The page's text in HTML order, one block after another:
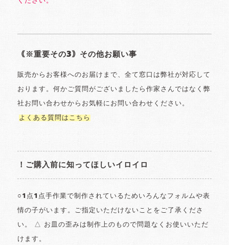
｟※重要その3｠その他お願い事
販売からお客様へのお届けまで、全て窓口は弊社が対応して
おります。何かご質問がございましたら作家さんではなく弊
社お問い合わせからお気軽にお問い合わせください。
よくある質問はこちら
！ご購入前に知ってほしいイロイロ
○1点1点手作業で制作されているためいろんなフォルムや表
情の子がいます。ご指定いただけないことをご了承くださ
い。 △ お皿の歪みは制作上のもので問題なくお使いいただ
けます。